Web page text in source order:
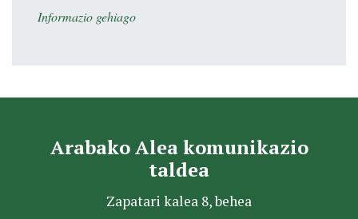
Informazio gehiago
Arabako Alea komunikazio
taldea
Zapatari kalea 8, behea